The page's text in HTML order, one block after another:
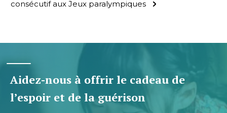
consécutif aux Jeux paralympiques
Aidez-nous à offrir le cadeau de
l’espoir et de la guérison